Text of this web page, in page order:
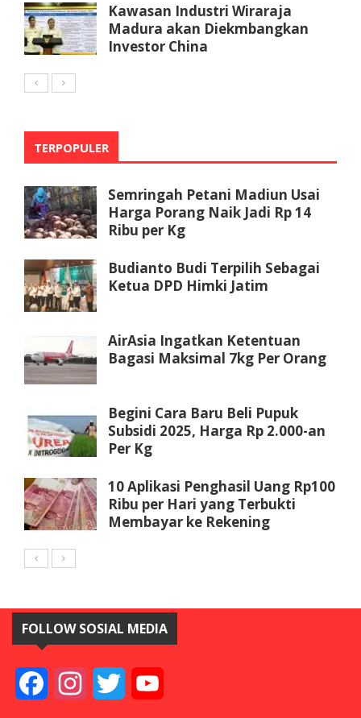
Kawasan Industri Wiraraja
Madura akan Diekmbangkan
Investor China
TERPOPULER
Semringah Petani Madiun Usai
Harga Porang Naik Jadi Rp 14
Ribu per Kg
Budianto Budi Terpilih Sebagai
Ketua DPD Himki Jatim
AirAsia Ingatkan Ketentuan
Bagasi Maksimal 7kg Per Orang
Begini Cara Baru Beli Pupuk
Subsidi 2025, Harga Rp 2.000-an
Per Kg
10 Aplikasi Penghasil Uang Rp100
Ribu per Hari yang Terbukti
Membayar ke Rekening
FOLLOW SOSIAL MEDIA
FacebookInstagramTwitter